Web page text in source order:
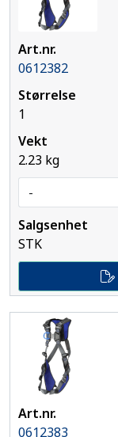
0612382
1
2.23 kg
-
STK
0612383